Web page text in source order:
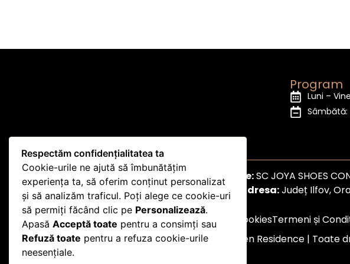
Program
Luni –
Sâmbătă:
Denumire Societate:SC JOYA SHOES
Adresa:Județ Ilfov,
Politica de Confidențialitate Politica CookiesTermeni și
© 2026 Sky Garden Residence |
Respectăm confidențialitatea ta
Cookie-urile ne ajută să îmbunătățim
experiența ta, să oferim conținut personalizat
și să analizăm traficul. Poți alege ce cookie-uri
să permiți făcând clic pe Personalizează.
Apasă Acceptă toate pentru a consimți sau
Refuză toate pentru a refuza cookie-urile
neesențiale.